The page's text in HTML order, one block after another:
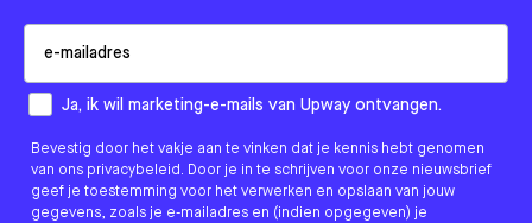
How would you like to hear from us?
Ja, ik wil marketing-e-mails van Upway ontvangen.
Bevestig door het vakje aan te vinken dat je kennis hebt genomen
van ons privacybeleid. Door je in te schrijven voor onze nieuwsbrief
geef je toestemming voor het verwerken en opslaan van jouw
gegevens, zoals je e-mailadres en (indien opgegeven) je